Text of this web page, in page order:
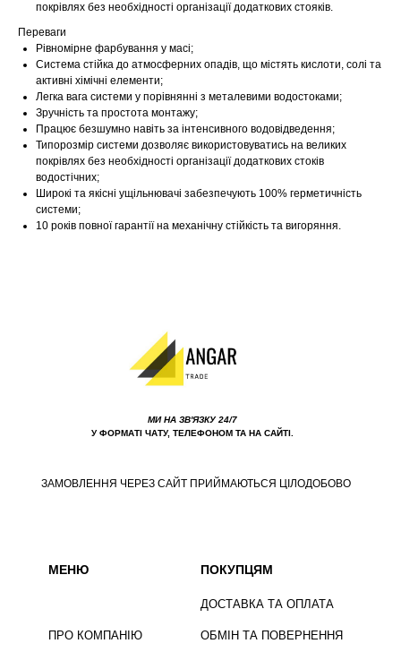
покрівлях без необхідності організації додаткових стояків.
Переваги
Рівномірне фарбування у масі;
Система стійка до атмосферних опадів, що містять кислоти, солі та
активні хімічні елементи;
Легка вага системи у порівнянні з металевими водостоками;
Зручність та простота монтажу;
Працює безшумно навіть за інтенсивного водовідведення;
Типорозмір системи дозволяє використовуватись на великих
покрівлях без необхідності організації додаткових стоків
водостічних;
Широкі та якісні ущільнювачі забезпечують 100% герметичність
системи;
10 років повної гарантії на механічну стійкість та вигоряння.
ПРО КОМПАНІЮ
ДОСТАВКА ТА ОПЛАТА
ОБМІН ТА ПОВЕРНЕННЯ
ПОКУПЦЯМ
МИ НА ЗВ'ЯЗКУ 24/7
У ФОРМАТІ ЧАТУ, ТЕЛЕФОНОМ ТА НА САЙТІ.
МЕНЮ
ЗАМОВЛЕННЯ ЧЕРЕЗ САЙТ ПРИЙМАЮТЬСЯ ЦІЛОДОБОВО